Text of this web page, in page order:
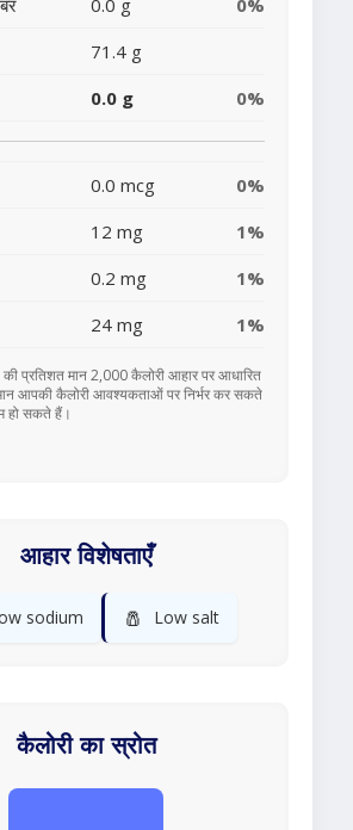
0.0 g
0%
71.4 g
0.0 g 0%
0.0 mcg
0%
12 mg
1%
0.2 mg
1%
24 mg 1%
प्रतिशत मान 2,000 कैलोरी आहार पर आधारित
आपकी कैलोरी आवश्यकताओं पर निर्भर कर सकते
हो सकते हैं।
आहार विशेषताएँ
sodium 🧂 Low salt
कैलोरी का स्रोत